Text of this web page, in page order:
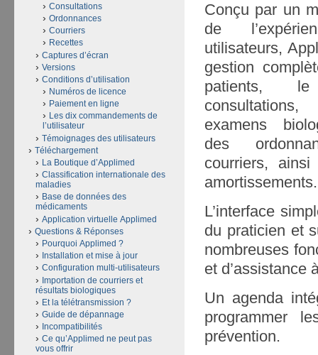
Conçu par un
de
utilisateurs,
gestion
patients,
examens
des
courriers,
amortissements.
L’interface
du praticien et
nombreuses
et d’assistance
Un agenda
programmer
prévention.
Consultations
Ordonnances
Courriers
Recettes
Captures d’écran
Versions
Conditions d’utilisation
Numéros de licence
Paiement en ligne
Les dix commandements de
l’utilisateur
Témoignages des utilisateurs
Téléchargement
La Boutique d’Applimed
Classification internationale des
maladies
Base de données des
médicaments
Application virtuelle Applimed
Questions & Réponses
Pourquoi Applimed ?
Installation et mise à jour
Configuration multi-utilisateurs
Importation de courriers et
résultats biologiques
Et la télétransmission ?
Guide de dépannage
Incompatibilités
Ce qu’Applimed ne peut pas
vous offrir